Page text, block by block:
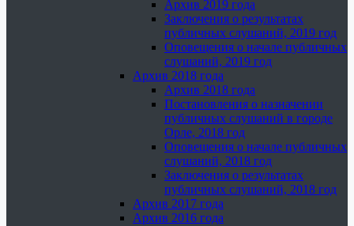
Архив 2019 года
Заключения о результатах
публичных слушаний, 2019 год
Оповещения о начале публичных
слушаний, 2019 год
Архив 2018 года
Архив 2018 года
Постановления о назначении
публичных слушаний в городе
Орле, 2018 год
Оповещения о начале публичных
слушаний, 2018 год
Заключения о результатах
публичных слушаний, 2018 год
Архив 2017 года
Архив 2016 года